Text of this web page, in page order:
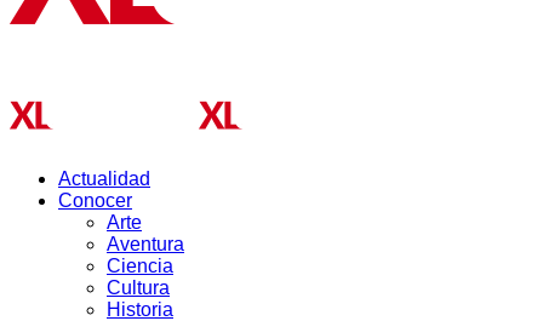
Actualidad
Conocer
Arte
Aventura
Ciencia
Cultura
Historia